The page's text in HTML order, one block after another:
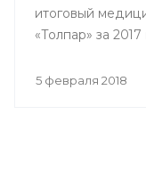
итоговый
«Толпар» за 2017
5 февраля 2018